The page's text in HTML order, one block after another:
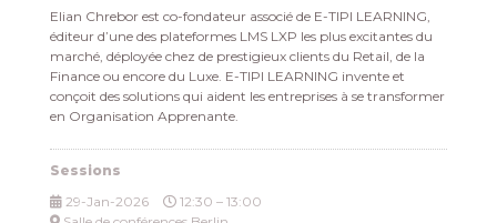
Elian Chrebor est co-fondateur associé de E-TIPI LEARNING,
éditeur d’une des plateformes LMS LXP les plus excitantes du
marché, déployée chez de prestigieux clients du Retail, de la
Finance ou encore du Luxe. E-TIPI LEARNING invente et
conçoit des solutions qui aident les entreprises à se transformer
en Organisation Apprenante.
Sessions
29-Jan-2026
12:30 – 13:00